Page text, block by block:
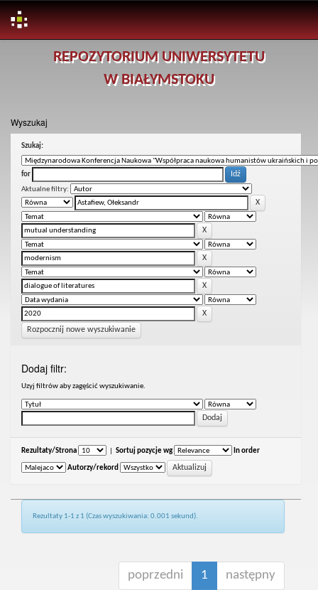
REPOZYTORIUM UNIWERSYTETU
W BIAŁYMSTOKU
Wyszukaj
Szukaj:
for
Aktualne filtry:
Rozpocznij nowe wyszukiwanie
Dodaj filtr:
Uzyj filtrów aby zagęścić wyszukiwanie.
Rezultaty/Strona Sortuj pozycje wg In order
Autorzy/rekord
Rezultaty 1-1 z 1 (Czas wyszukiwania: 0.001 sekund).
poprzedni 1 następny